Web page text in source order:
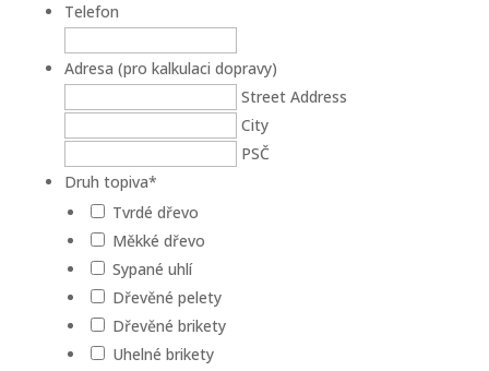
Telefon
Adresa (pro kalkulaci dopravy)
Street Address
City
PSČ
Druh topiva*
Tvrdé dřevo
Měkké dřevo
Sypané uhlí
Dřevěné pelety
Dřevěné brikety
Uhelné brikety